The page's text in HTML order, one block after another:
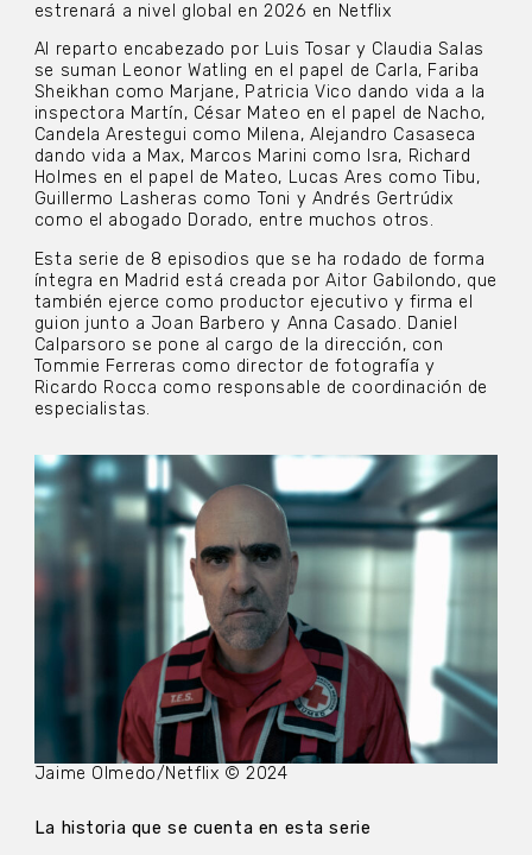
estrenará a nivel global en 2026 en Netflix
Al reparto encabezado por Luis Tosar y Claudia Salas
se suman Leonor Watling en el papel de Carla, Fariba
Sheikhan como Marjane, Patricia Vico dando vida a la
inspectora Martín, César Mateo en el papel de Nacho,
Candela Arestegui como Milena, Alejandro Casaseca
dando vida a Max, Marcos Marini como Isra, Richard
Holmes en el papel de Mateo, Lucas Ares como Tibu,
Guillermo Lasheras como Toni y Andrés Gertrúdix
como el abogado Dorado, entre muchos otros.
Esta serie de 8 episodios que se ha rodado de forma
íntegra en Madrid está creada por Aitor Gabilondo, que
también ejerce como productor ejecutivo y firma el
guion junto a Joan Barbero y Anna Casado. Daniel
Calparsoro se pone al cargo de la dirección, con
Tommie Ferreras como director de fotografía y
Ricardo Rocca como responsable de coordinación de
especialistas.
Jaime Olmedo/Netflix © 2024
La historia que se cuenta en esta serie